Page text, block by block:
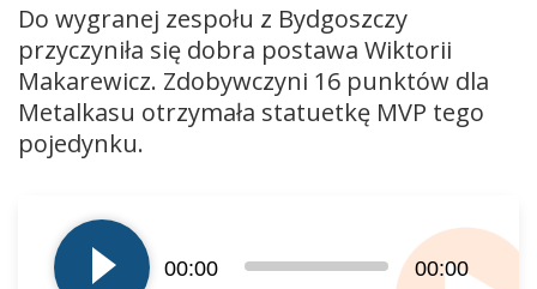
Do wygranej zespołu z Bydgoszczy
przyczyniła się dobra postawa Wiktorii
Makarewicz. Zdobywczyni 16 punktów dla
Metalkasu otrzymała statuetkę MVP tego
pojedynku.
plików
dźwiękowych
00:00 00:00